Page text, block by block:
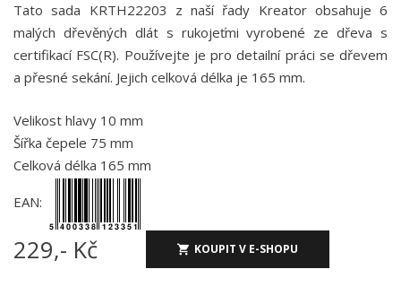
Tato sada KRTH22203 z naší řady Kreator obsahuje 6
malých dřevěných dlát s rukojeťmi vyrobené ze dřeva s
certifikací FSC(R). Používejte je pro detailní práci se dřevem
a přesné sekání. Jejich celková délka je 165 mm.
Velikost hlavy 10 mm
Šířka čepele 75 mm
Celková délka 165 mm
EAN:
229,- Kč KOUPIT V E-SHOPU